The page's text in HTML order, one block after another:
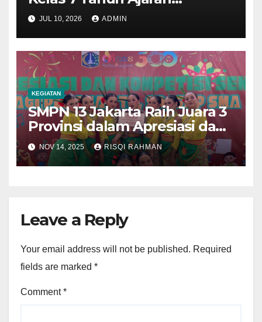
2026/2027
JUL 10, 2026 ADMIN
KEGIATAN
SMPN 13 Jakarta Raih Juara 3
Provinsi dalam Apresiasi dan
Kompetisi Seni Pelajar SMP
NOV 14, 2025 RISQI RAHMAN
Leave a Reply
Your email address will not be published. Required
fields are marked *
Comment*